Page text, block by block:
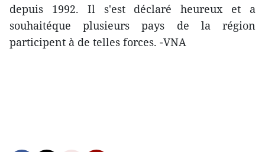
depuis 1992. Il s'est déclaré heureux et a
souhaitéque plusieurs pays de la région
participent à de telles forces. -VNA